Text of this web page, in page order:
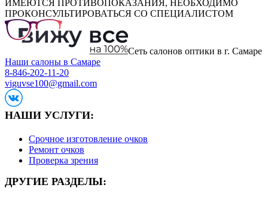
ИМЕЮТСЯ ПРОТИВОПОКАЗАНИЯ, НЕОБХОДИМО
ПРОКОНСУЛЬТИРОВАТЬСЯ СО СПЕЦИАЛИСТОМ
Сеть салонов оптики в г. Самаре
Наши салоны в Самаре
8-846-202-11-20
viguvse100@gmail.com
НАШИ УСЛУГИ:
Срочное изготовление очков
Ремонт очков
Проверка зрения
ДРУГИЕ РАЗДЕЛЫ: